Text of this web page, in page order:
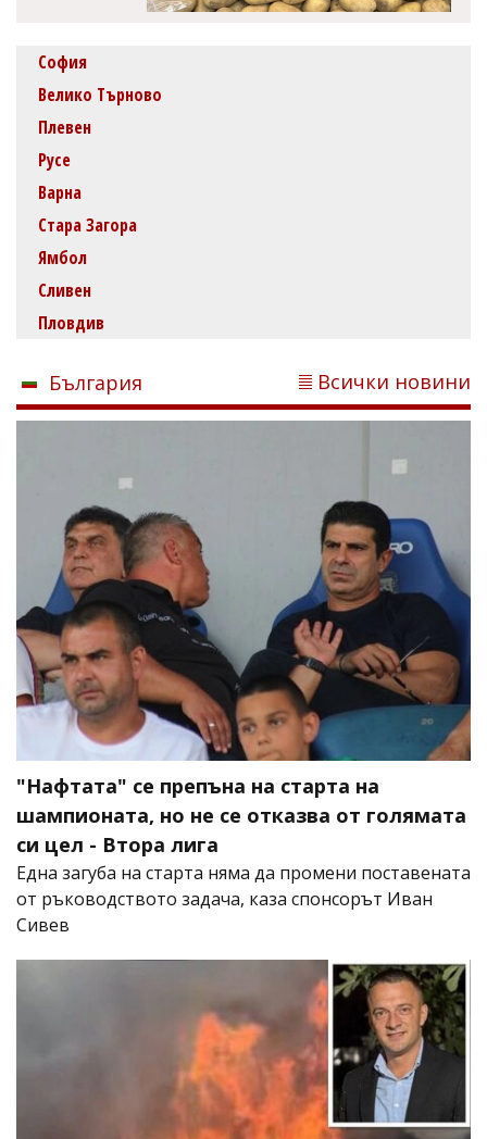
София
Велико Търново
Плевен
Русе
Варна
Стара Загора
Ямбол
Сливен
Пловдив
България Всички новини
"Нафтата" се препъна на старта на
шампионата, но не се отказва от голямата
си цел - Втора лига
Една загуба на старта няма да промени поставената
от ръководството задача, каза спонсорът Иван
Сивев